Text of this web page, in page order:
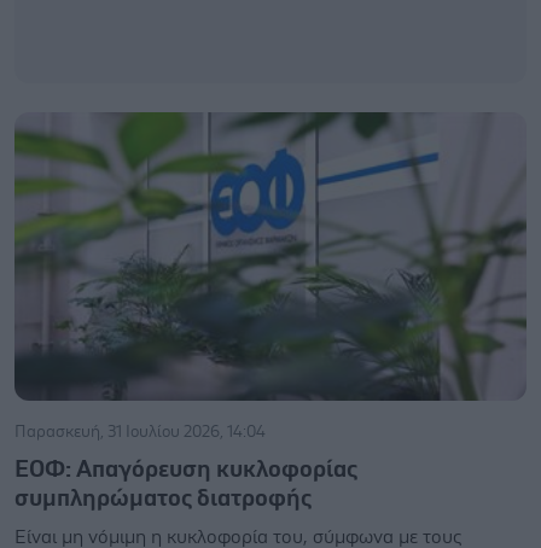
Παρασκευή, 31 Ιουλίου 2026, 14:04
ΕΟΦ: Απαγόρευση κυκλοφορίας
συμπληρώματος διατροφής
Είναι μη νόμιμη η κυκλοφορία του, σύμφωνα με τους